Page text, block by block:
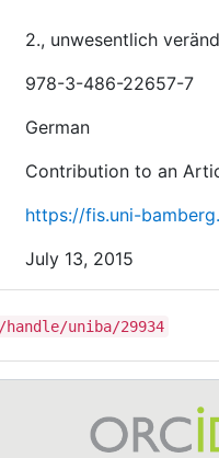
2., unwesentlich
978-3-486-22657-7
German
Contribution to an
https://fis.uni-
July 13, 2015
uniba/29934